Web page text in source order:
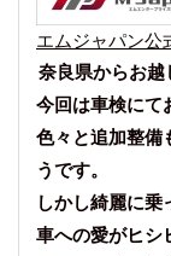
エムジャパン公
奈良県からお越
今回は車検にて
色々と追加整備
うです。
しかし綺麗に乗
車への愛がヒ